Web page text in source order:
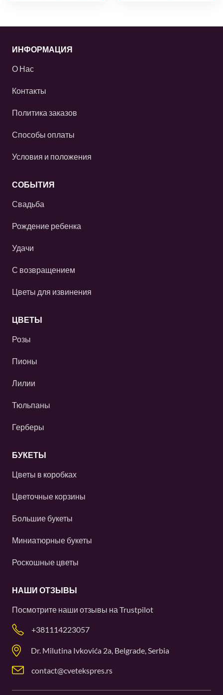
ИНФОРМАЦИЯ
О Нас
Контакты
Политика заказов
Способы оплаты
Условия и положения
СОБЫТИЯ
Свадьба
Рождение ребенка
Удачи
С возвращением
Цветы для извинения
ЦВЕТЫ
Розы
Пионы
Лилии
Тюльпаны
Герберы
БУКЕТЫ
Цветы в коробках
Цветочные корзины
Большие букеты
Миниатюрные букеты
Роскошные цветы
НАШИ ОТЗЫВЫ
Посмотрите наши отзывы на Trustpilot
+381114223057
Dr. Milutina Ivkovića 2a, Belgrade, Serbia
contact@cvetekspres.rs